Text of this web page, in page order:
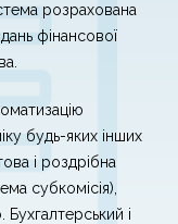
розрахована
фінансової
будь-яких інших
і роздрібна
субкомісія),
і